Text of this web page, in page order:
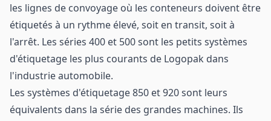
les lignes de convoyage où les conteneurs doivent être
étiquetés à un rythme élevé, soit en transit, soit à
l'arrêt. Les séries 400 et 500 sont les petits systèmes
d'étiquetage les plus courants de Logopak dans
l'industrie automobile.
Les systèmes d'étiquetage 850 et 920 sont leurs
équivalents dans la série des grandes machines. Ils